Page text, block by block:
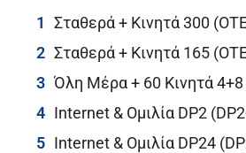
Σταθερά + Κινητά 300
Σταθερά + Κινητά 165
Όλη Μέρα + 60 Κινητά 4+8
Internet & Ομιλία DP2
Internet & Ομιλία DP24